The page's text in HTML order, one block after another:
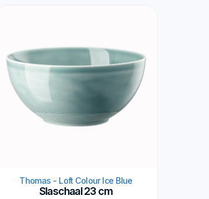
Thomas - Loft Colour Ice Blue
Slaschaal 23 cm